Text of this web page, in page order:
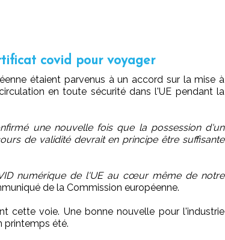
covid pour voyager
étaient parvenus à un accord sur la mise à
en toute sécurité dans l'UE pendant la
une nouvelle fois que la possession d'un
de validité devrait en principe être suffisante
numérique de l'UE au cœur même de notre
de la Commission européenne.
cette voie. Une bonne nouvelle pour l'industrie
printemps été.